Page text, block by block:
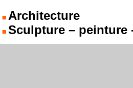
Architecture
Sculpture – peinture